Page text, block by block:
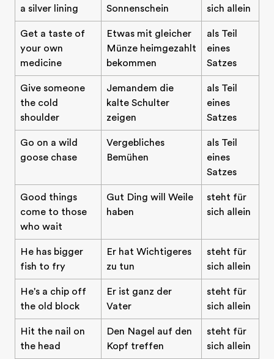
a silver lining
Sonnenschein
sich allein
Get a taste of
your own
medicine
Etwas mit gleicher
Münze heimgezahlt
bekommen
als Teil
eines
Satzes
Give someone
the cold
shoulder
Jemandem die
kalte Schulter
zeigen
als Teil
eines
Satzes
Go on a wild
goose chase
Vergebliches
Bemühen
als Teil
eines
Satzes
Good things
come to those
who wait
Gut Ding will Weile
haben
steht für
sich allein
He has bigger
fish to fry
Er hat Wichtigeres
zu tun
steht für
sich allein
He's a chip off
the old block
Er ist ganz der
Vater
steht für
sich allein
Hit the nail on
the head
Den Nagel auf den
Kopf treffen
steht für
sich allein